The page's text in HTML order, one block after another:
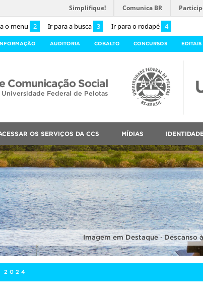
o menu 2 Ir para a busca 3 Ir para o rodapé 4
Simplifique! Comunica BR
AUDITORIA COBALTO CONCURSOS EDITAIS
Comunicação Social
Universidade Federal de Pelotas
OS SERVIÇOS DA CCS MÍDIAS
Imagem em Destaque · Descanso
2024